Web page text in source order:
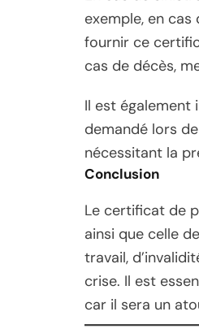
exemple, en
fournir ce
cas de décès,
Il est
demandé lors
nécessitant la
Conclusion
Le certificat de
ainsi que celle
travail,
crise. Il est
car il sera un